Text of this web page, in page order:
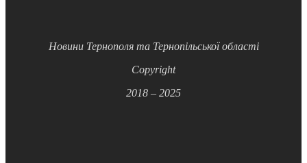
Новини Тернополя та Тернопільської області
Copyright
2018 – 2025